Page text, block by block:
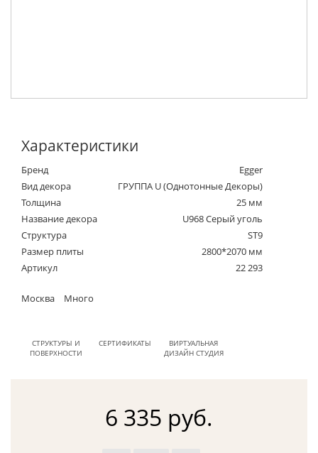
Характеристики
Бренд
Egger
Вид декора
ГРУППА U (Однотонные Декоры)
Толщина
25 мм
Название декора
U968 Серый уголь
Структура
ST9
Размер плиты
2800*2070 мм
Артикул
22 293
Москва Много
СТРУКТУРЫ И
ПОВЕРХНОСТИ
СЕРТИФИКАТЫ
ВИРТУАЛЬНАЯ
ДИЗАЙН СТУДИЯ
6 335 руб.